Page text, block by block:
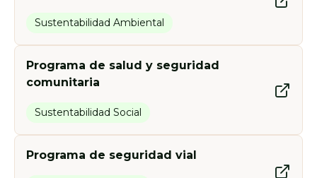
Sustentabilidad Ambiental
Programa de salud y seguridad
comunitaria
Sustentabilidad Social
Programa de seguridad vial